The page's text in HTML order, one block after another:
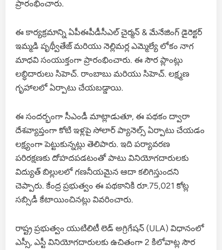
ప్రారంభించారు.
ఈ కార్యక్రమాన్ని ఏపీఈపీడీసీఎల్ చైర్మన్ & మేనేజింగ్ డైరెక్టర్
ఇమ్మడి పృథ్వీతేజ్ మరియు నెల్లిమర్ల ఎమ్మెల్యే లోకం నాగ
మాధవి సంయుక్తంగా ప్రారంభించారు. ఈ సౌర ప్లాంట్లు
లబ్ధిదారులు సిహెచ్. రాంబాబు మరియు సిహెచ్. లక్ష్మణ
గృహాలలో ఏర్పాటు చేయబడ్డాయి.
ఈ సందర్భంగా సీఎండీ మాట్లాడుతూ, ఈ పథకం ద్వారా
దేశవ్యాప్తంగా కోటి ఇళ్లపై సోలార్ ప్యానెల్స్ ఏర్పాటు చేయడం
లక్ష్యంగా పెట్టుకున్నట్లు తెలిపారు. ఇది పర్యావరణ
పరిరక్షణకు దోహదపడటంతో పాటు వినియోగదారులకు
విద్యుత్ బిల్లులలో గణనీయమైన ఆదా కలిగిస్తుందని
చెప్పారు. కేంద్ర ప్రభుత్వం ఈ పథకానికి రూ.75,021 కోట్ల
సబ్సిడీ కేటాయించినట్లు వివరించారు.
రాష్ట్ర ప్రభుత్వం యుటిలిటీ లెడ్ అగ్రిగేషన్ (ULA) విధానంలో
ఎస్సీ, ఎస్టీ వినియోగదారులకు ఉచితంగా 2 కిలోవాట్ల సౌర